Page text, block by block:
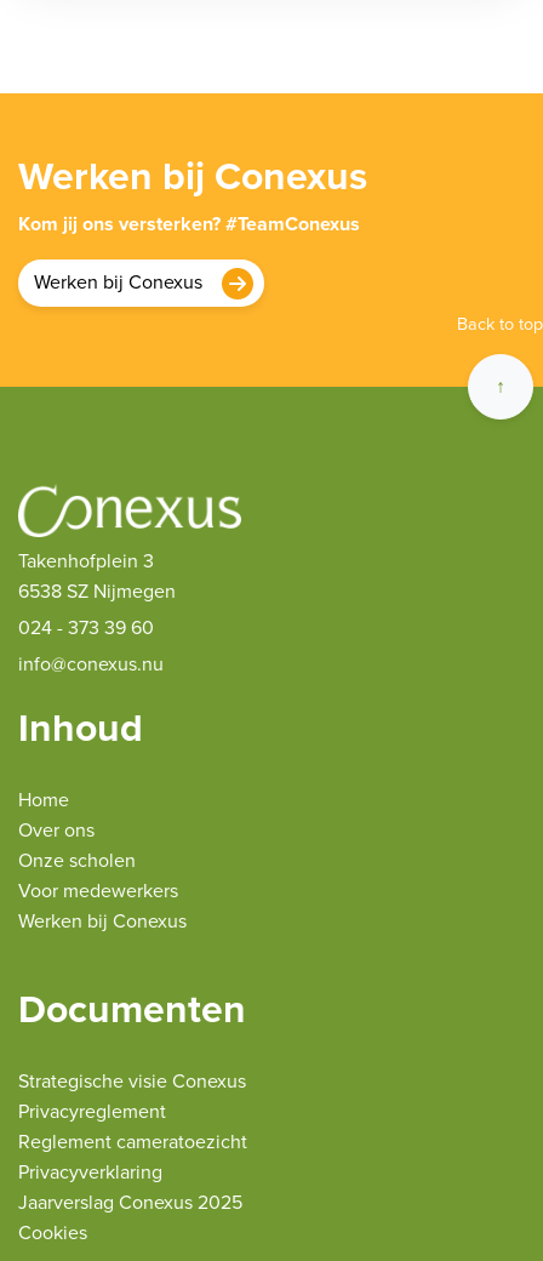
Werken bij Conexus
Kom jij ons versterken? #TeamConexus
Werken bij Conexus
Back to top
↑
Takenhofplein 3
6538 SZ Nijmegen
024 - 373 39 60
info@conexus.nu
Inhoud
Home
Over ons
Onze scholen
Voor medewerkers
Werken bij Conexus
Documenten
Strategische visie Conexus
Privacyreglement
Reglement cameratoezicht
Privacyverklaring
Jaarverslag Conexus 2025
Cookies